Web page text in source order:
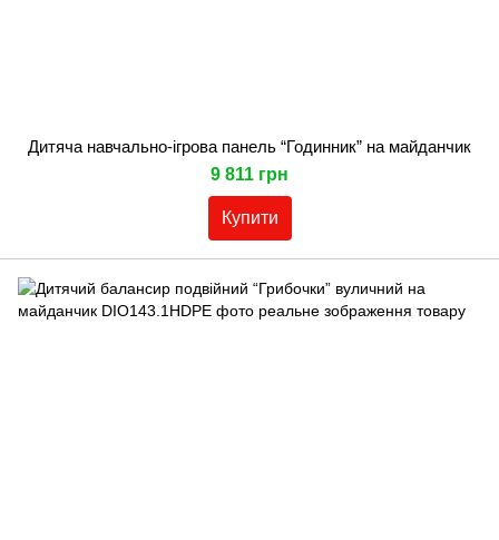
Дитяча навчально-ігрова панель “Годинник” на майданчик
9 811 грн
Купити